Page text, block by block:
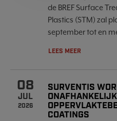
de BREF Surface
Plastics (STM) zal
september tot en
LEES MEER
08
JUL
2026
SURVENTIS
COATINGS